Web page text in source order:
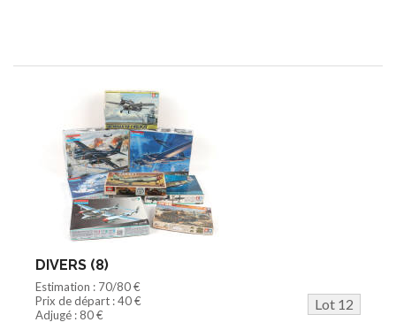
DIVERS (8)
Estimation : 70/80 €
Prix de départ : 40 €
Lot 12
Adjugé : 80 €